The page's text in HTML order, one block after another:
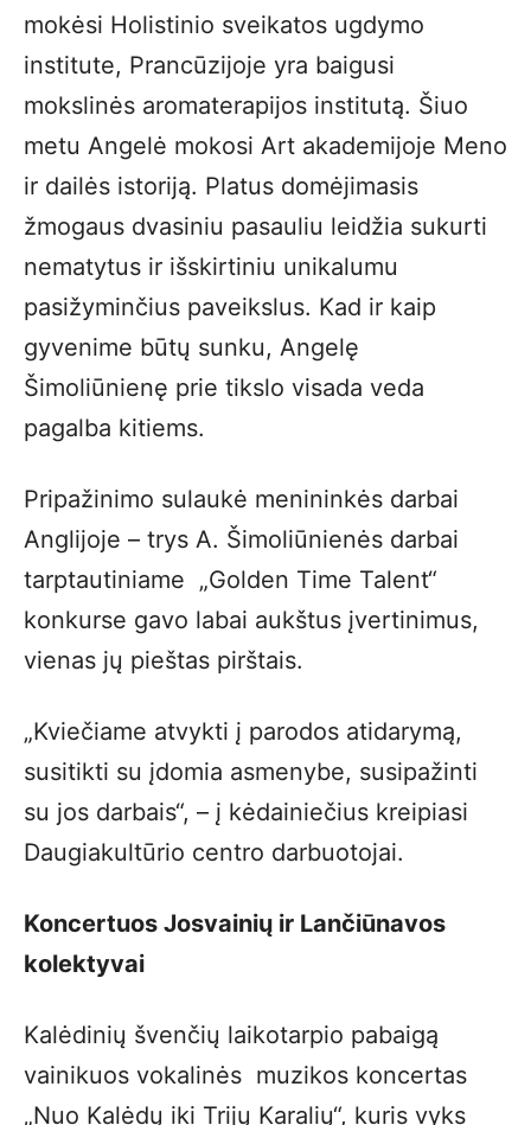
mokėsi Holistinio sveikatos ugdymo
institute, Prancūzijoje yra baigusi
mokslinės aromaterapijos institutą. Šiuo
metu Angelė mokosi Art akademijoje Meno
ir dailės istoriją. Platus domėjimasis
žmogaus dvasiniu pasauliu leidžia sukurti
nematytus ir išskirtiniu unikalumu
pasižyminčius paveikslus. Kad ir kaip
gyvenime būtų sunku, Angelę
Šimoliūnienę prie tikslo visada veda
pagalba kitiems.
Pripažinimo sulaukė menininkės darbai
Anglijoje – trys A. Šimoliūnienės darbai
tarptautiniame „Golden Time Talent“
konkurse gavo labai aukštus įvertinimus,
vienas jų pieštas pirštais.
„Kviečiame atvykti į parodos atidarymą,
susitikti su įdomia asmenybe, susipažinti
su jos darbais“, – į kėdainiečius kreipiasi
Daugiakultūrio centro darbuotojai.
Koncertuos Josvainių ir Lančiūnavos
kolektyvai
Kalėdinių švenčių laikotarpio pabaigą
vainikuos vokalinės muzikos koncertas
„Nuo Kalėdų iki Trijų Karalių“, kuris vyks